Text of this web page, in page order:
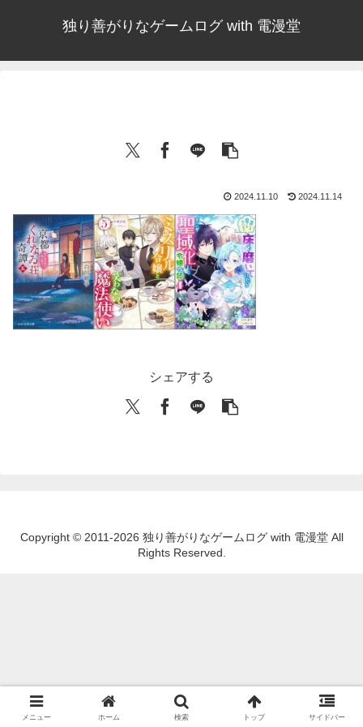
独り善がりなゲームログ with 電漫堂
2024.11.10 2024.11.14
シェアする
Copyright © 2011-2026 独り善がりなゲームログ with 電漫堂 All
Rights Reserved.
メニュー ホーム 検索 トップ サイドバー